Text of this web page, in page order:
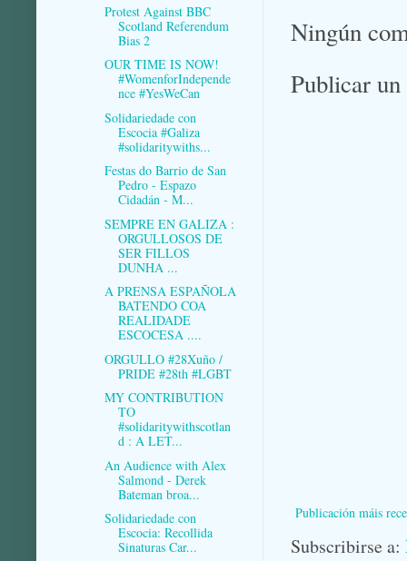
Ningún
Publicar
Publicación máis
Subscribirse a:
Protest Against BBC
Scotland Referendum
Bias 2
OUR TIME IS NOW!
#WomenforIndepende
nce #YesWeCan
Solidariedade con
Escocia #Galiza
#solidaritywiths...
Festas do Barrio de San
Pedro - Espazo
Cidadán - M...
SEMPRE EN GALIZA :
ORGULLOSOS DE
SER FILLOS
DUNHA ...
A PRENSA ESPAÑOLA
BATENDO COA
REALIDADE
ESCOCESA ....
ORGULLO #28Xuño /
PRIDE #28th #LGBT
MY CONTRIBUTION
TO
#solidaritywithscotlan
d : A LET...
An Audience with Alex
Salmond - Derek
Bateman broa...
Solidariedade con
Escocia: Recollida
Sinaturas Car...